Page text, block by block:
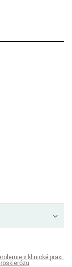
v klinické praxi: